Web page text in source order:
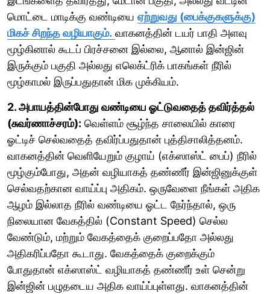
மொட்டை மாடிக்கு வண்டியை ஏற்றுவது (பைக்குகளுக்கு)
மிகச் சிறந்த வழியாகும். வாகனத்தின் டயர் பாதி அளவு
மூழ்கினால் கூடப் பிரச்சனை இல்லை, ஆனால் இன்ஜின்
இருக்கும் பகுதி அல்லது எலெக்ட்ரிக் பாகங்கள் நீரில்
மூழ்காமல் இருப்பதுதான் மிக முக்கியம்.
2. அபாயத்தின்போது வண்டியை ஓட்டுவதைத் தவிர்த்தல்
(சுவர்ணாச்சரம்): வெள்ளம் சூழ்ந்த சாலையில் காரை
ஓட்டிச் செல்வதைத் தவிர்ப்பதுதான் புத்திசாலித்தனம்.
வாகனத்தின் வெளியேறும் குழாய் (எக்ஸாஸ்ட் பைப்) நீரில்
மூழ்கும்போது, அதன் வழியாகத் தண்ணீர் இன்ஜினுக்குள்
செல்வதற்கான வாய்ப்பு அதிகம். ஒருவேளை நீங்கள் அதிக
ஆழம் இல்லாத நீரில் வண்டியை ஓட்ட நேர்ந்தால், ஒரு
நிலையான வேகத்தில் (Constant Speed) செல்ல
வேண்டும், மற்றும் வேகத்தைக் குறைப்பதோ அல்லது
அதிகரிப்பதோ கூடாது. வேகத்தைக் குறைக்கும்
போதுதான் எக்ஸாஸ்ட் வழியாகத் தண்ணீர் உள் சென்று
இன்ஜின் பழுதடைய அதிக வாய்ப்புள்ளது. வாகனத்தின்